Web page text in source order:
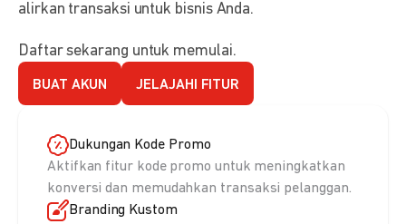
alirkan transaksi untuk bisnis Anda.
Daftar sekarang untuk memulai.
BUAT AKUN JELAJAHI FITUR
Dukungan Kode Promo
Aktifkan fitur kode promo untuk meningkatkan
konversi dan memudahkan transaksi pelanggan.
Branding Kustom